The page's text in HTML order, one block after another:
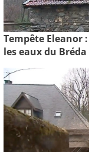
Tempête Eleanor
les eaux du